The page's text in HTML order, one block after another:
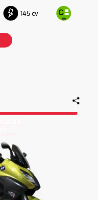
145 cv